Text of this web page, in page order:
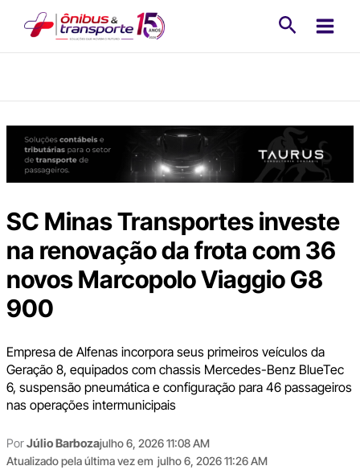
SC Minas Transportes investe
na renovação da frota com 36
novos Marcopolo Viaggio G8
900
Empresa de Alfenas incorpora seus primeiros veículos da
Geração 8, equipados com chassis Mercedes-Benz BlueTec
6, suspensão pneumática e configuração para 46 passageiros
nas operações intermunicipais
PorJúlio Barbozajulho 6, 2026 11:08 AM
Atualizado pela última vez em julho 6, 2026 11:26 AM